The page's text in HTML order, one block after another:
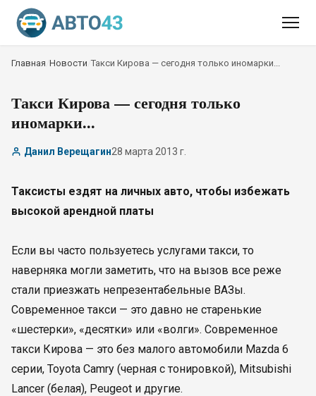
Главная Новости /Такси Кирова — сегодня только иномарки...
Такси Кирова — сегодня только
иномарки...
Данил Верещагин28 марта 2013 г.
Таксисты ездят на личных авто, чтобы избежать
высокой арендной платы
Если вы часто пользуетесь услугами такси, то
наверняка могли заметить, что на вызов все реже
стали приезжать непрезентабельные ВАЗы.
Современное такси — это давно не старенькие
«шестерки», «десятки» или «волги». Современное
такси Кирова — это без малого автомобили Mazda 6
серии, Toyota Camry (черная с тонировкой), Mitsubishi
Lanсer (белая), Peugeot и другие.